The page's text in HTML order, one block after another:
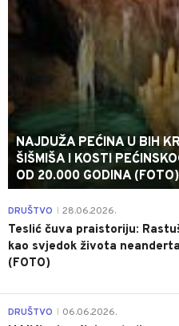
NAJDUŽA PEĆINA U BIH
ŠIŠMIŠA I KOSTI
OD 20.000 GODINA (FOTO)
DRUŠTVO 28.06.2026.
Teslić čuva praistoriju:
kao svjedok života
(FOTO)
DRUŠTVO 06.06.2026.